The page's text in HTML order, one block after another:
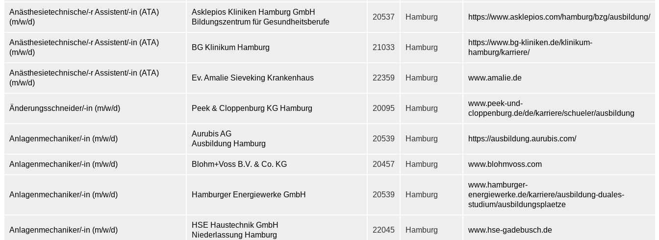
Anästhesietechnische/-r Assistent/-in (ATA)
(m/w/d)
Asklepios Kliniken Hamburg GmbH
Bildungszentrum für Gesundheitsberufe
20537 Hamburg https://www.asklepios.com/hamburg/bzg/ausbildung/
Anästhesietechnische/-r Assistent/-in (ATA)
(m/w/d)
BG Klinikum Hamburg 21033 Hamburg
https://www.bg-kliniken.de/klinikum-
hamburg/karriere/
Anästhesietechnische/-r Assistent/-in (ATA)
(m/w/d)
Ev. Amalie Sieveking Krankenhaus 22359 Hamburg www.amalie.de
Änderungsschneider/-in (m/w/d) Peek & Cloppenburg KG Hamburg 20095 Hamburg
www.peek-und-
cloppenburg.de/de/karriere/schueler/ausbildung
Anlagenmechaniker/-in (m/w/d)
Aurubis AG
Ausbildung Hamburg
20539 Hamburg https://ausbildung.aurubis.com/
Anlagenmechaniker/-in (m/w/d) Blohm+Voss B.V. & Co. KG 20457 Hamburg www.blohmvoss.com
Anlagenmechaniker/-in (m/w/d) Hamburger Energiewerke GmbH 20539 Hamburg
www.hamburger-
energiewerke.de/karriere/ausbildung-duales-
studium/ausbildungsplaetze
Anlagenmechaniker/-in (m/w/d)
HSE Haustechnik GmbH
Niederlassung Hamburg
22045 Hamburg www.hse-gadebusch.de